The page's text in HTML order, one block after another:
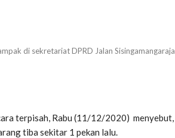
di sekretariat DPRD Jalan Sisingamangaraja
terpisah, Rabu (11/12/2020) menyebut,
tiba sekitar 1 pekan lalu.